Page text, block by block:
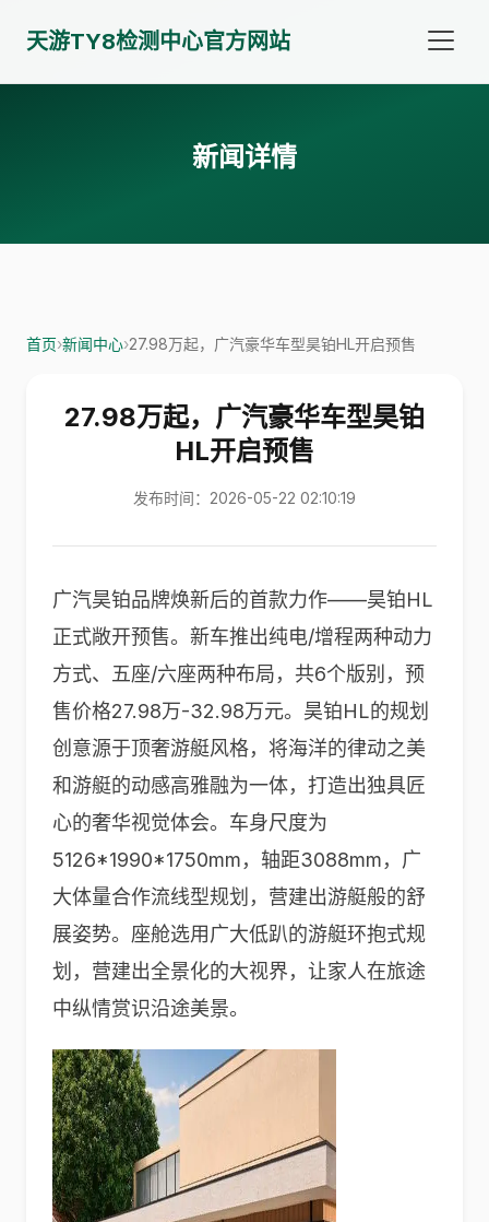
天游TY8检测中心官方网站
新闻详情
首页›新闻中心›27.98万起，广汽豪华车型昊铂HL开启预售
27.98万起，广汽豪华车型昊铂
HL开启预售
发布时间：2026-05-22 02:10:19
广汽昊铂品牌焕新后的首款力作——昊铂HL
正式敞开预售。新车推出纯电/增程两种动力
方式、五座/六座两种布局，共6个版别，预
售价格27.98万-32.98万元。昊铂HL的规划
创意源于顶奢游艇风格，将海洋的律动之美
和游艇的动感高雅融为一体，打造出独具匠
心的奢华视觉体会。车身尺度为
5126*1990*1750mm，轴距3088mm，广
大体量合作流线型规划，营建出游艇般的舒
展姿势。座舱选用广大低趴的游艇环抱式规
划，营建出全景化的大视界，让家人在旅途
中纵情赏识沿途美景。